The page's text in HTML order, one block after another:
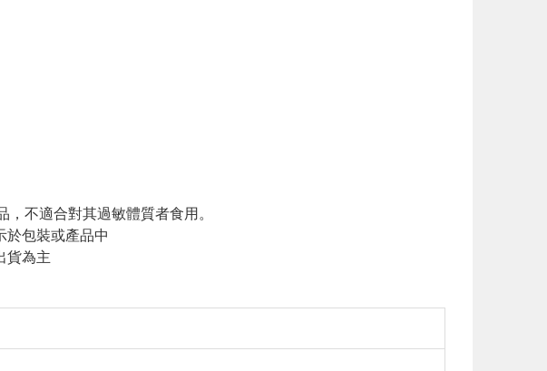
不適合對其過敏體質者食用。
於包裝或產品中
貨為主